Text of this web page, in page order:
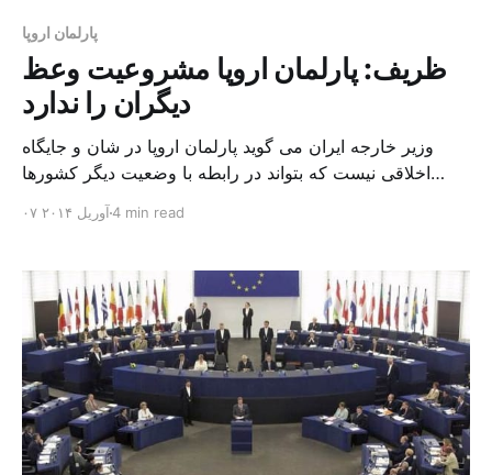
پارلمان اروپا
ظریف: پارلمان اروپا مشروعیت وعظ
دیگران را ندارد
وزیر خارجه ایران می گوید پارلمان اروپا در شان و جایگاه
اخلاقی نیست که بتواند در رابطه با وضعیت دیگر کشورها
اعلام نظر کند. محمد جواد ظریف که روز یکشنبه در سخنانی
در کمیسیون امنیت ملی و سیاست خارجی مجلس ایران به
نشان داد و گفت […]
۰۷ آوریل ۲۰۱۴4 min read